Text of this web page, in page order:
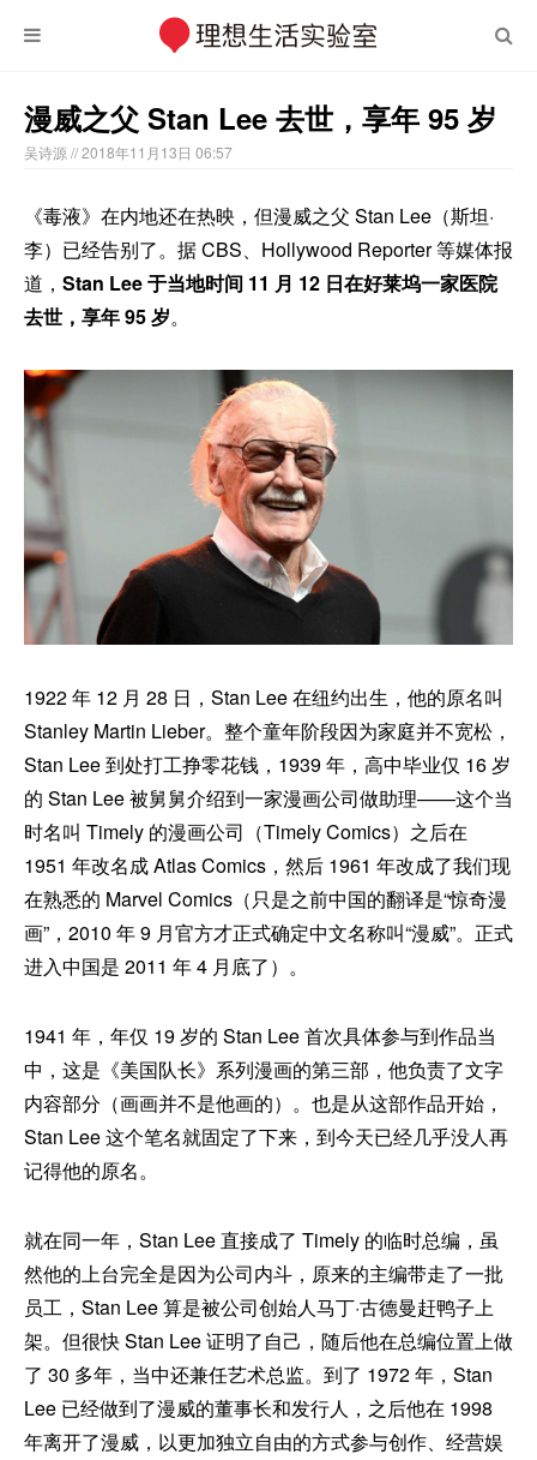
漫威之父 Stan Lee 去世，享年 95 岁
吴诗源 // 2018年11月13日 06:57
《毒液》在内地还在热映，但漫威之父 Stan Lee（斯坦·
李）已经告别了。据 CBS、Hollywood Reporter 等媒体报
道， Stan Lee 于当地时间 11 月 12 日在好莱坞一家医院
去世，享年 95 岁。
1922 年 12 月 28 日，Stan Lee 在纽约出生，他的原名叫
Stanley Martin Lieber。整个童年阶段因为家庭并不宽松，
Stan Lee 到处打工挣零花钱，1939 年，高中毕业仅 16 岁
的 Stan Lee 被舅舅介绍到一家漫画公司做助理——这个当
时名叫 Timely 的漫画公司（Timely Comics）之后在
1951 年改名成 Atlas Comics，然后 1961 年改成了我们现
在熟悉的 Marvel Comics（只是之前中国的翻译是“惊奇漫
画”，2010 年 9 月官方才正式确定中文名称叫“漫威”。正式
进入中国是 2011 年 4 月底了）。
1941 年，年仅 19 岁的 Stan Lee 首次具体参与到作品当
中，这是《美国队长》系列漫画的第三部，他负责了文字
内容部分（画画并不是他画的）。也是从这部作品开始，
Stan Lee 这个笔名就固定了下来，到今天已经几乎没人再
记得他的原名。
就在同一年，Stan Lee 直接成了 Timely 的临时总编，虽
然他的上台完全是因为公司内斗，原来的主编带走了一批
员工，Stan Lee 算是被公司创始人马丁·古德曼赶鸭子上
架。但很快 Stan Lee 证明了自己，随后他在总编位置上做
了 30 多年，当中还兼任艺术总监。到了 1972 年，Stan
Lee 已经做到了漫威的董事长和发行人，之后他在 1998
年离开了漫威，以更加独立自由的方式参与创作、经营娱